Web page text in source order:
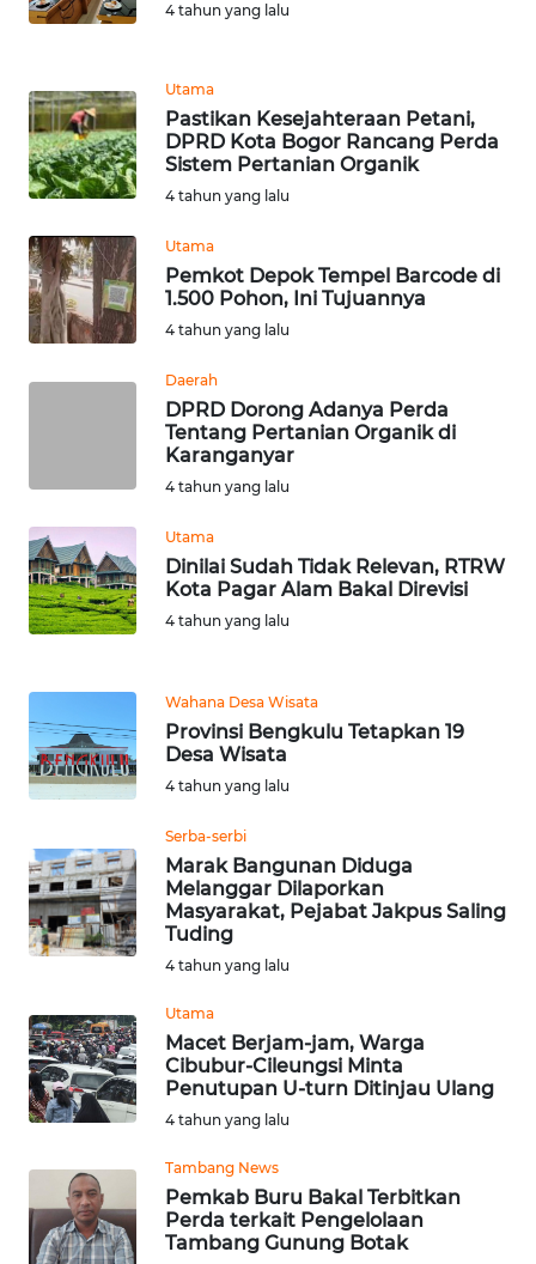
4 tahun yang lalu
Utama
Pastikan Kesejahteraan Petani,
DPRD Kota Bogor Rancang Perda
Sistem Pertanian Organik
4 tahun yang lalu
Utama
Pemkot Depok Tempel Barcode di
1.500 Pohon, Ini Tujuannya
4 tahun yang lalu
Daerah
DPRD Dorong Adanya Perda
Tentang Pertanian Organik di
Karanganyar
4 tahun yang lalu
Utama
Dinilai Sudah Tidak Relevan, RTRW
Kota Pagar Alam Bakal Direvisi
4 tahun yang lalu
Wahana Desa Wisata
Provinsi Bengkulu Tetapkan 19
Desa Wisata
4 tahun yang lalu
Serba-serbi
Marak Bangunan Diduga
Melanggar Dilaporkan
Masyarakat, Pejabat Jakpus Saling
Tuding
4 tahun yang lalu
Utama
Macet Berjam-jam, Warga
Cibubur-Cileungsi Minta
Penutupan U-turn Ditinjau Ulang
4 tahun yang lalu
Tambang News
Pemkab Buru Bakal Terbitkan
Perda terkait Pengelolaan
Tambang Gunung Botak
TINGGI
WN
PAKPAK
WN
KARAWANG
WN
DEPOK
WN
TAPANULI
SAMOSIR
WN
LAWAS
WN
SUMEDANG
CIANJUR
WN
KEPULAUAN
WN
TANGERANG